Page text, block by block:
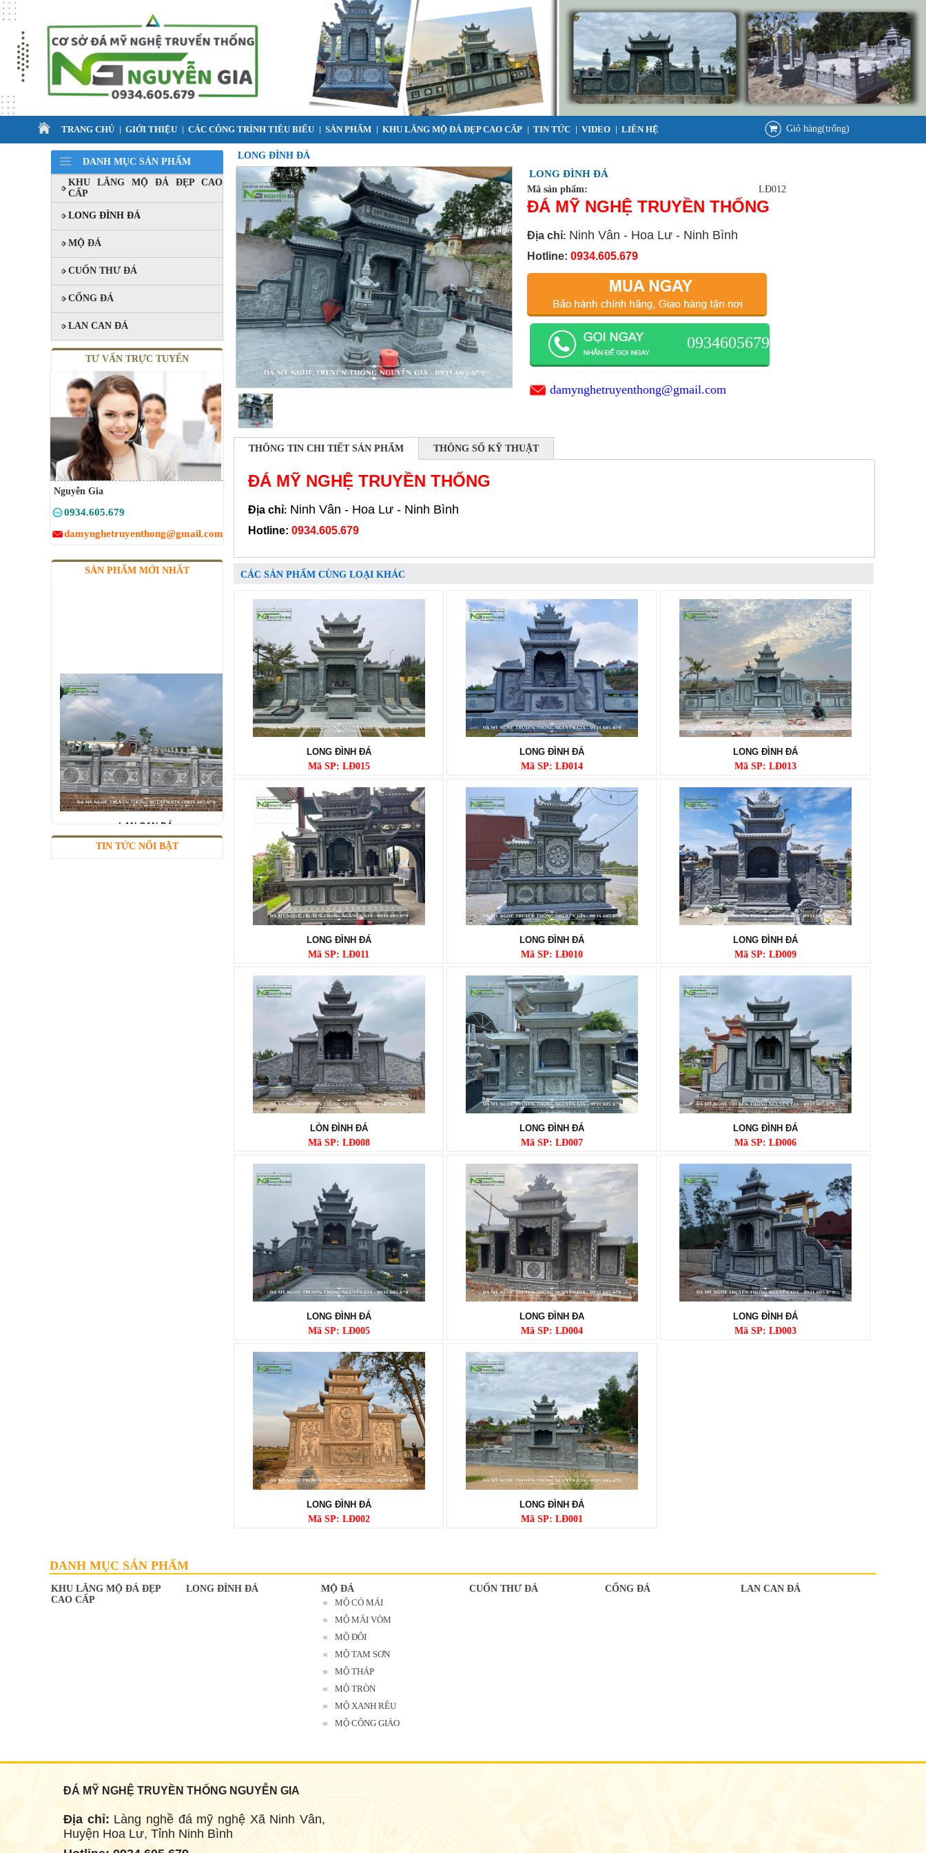
TRANG CHỦ GIỚI THIỆU CÁC CÔNG TRÌNH TIÊU BIỂU SẢN PHẨM KHU LĂNG MỘ ĐÁ ĐẸP CAO CẤP TIN TỨC VIDEO LIÊN HỆ Giỏ hàng(trống)
DANH MỤC SẢN PHẨM
KHU LĂNG MỘ ĐÁ ĐẸP CAO
CẤP
LONG ĐÌNH ĐÁ
MỘ ĐÁ
CUỐN THƯ ĐÁ
CỔNG ĐÁ
LAN CAN ĐÁ
TƯ VẤN TRỰC TUYẾN
Nguyễn Gia
0934.605.679
damynghetruyenthong@gmail.com
SẢN PHẨM MỚI NHẤT
LAN CAN ĐÁ
Mã SP: LC012
Mã SP: LC008
TIN TỨC NỔI BẬT
LONG ĐÌNH ĐÁ
LONG ĐÌNH ĐÁ
Mã sản phẩm: LĐ012
ĐÁ MỸ NGHỆ TRUYỀN THỐNG
Địa chỉ: Ninh Vân - Hoa Lư - Ninh Bình
Hotline: 0934.605.679
0934605679
damynghetruyenthong@gmail.com
THÔNG TIN CHI TIẾT SẢN PHẨM THÔNG SỐ KỸ THUẬT
ĐÁ MỸ NGHỆ TRUYỀN THỐNG
Địa chỉ: Ninh Vân - Hoa Lư - Ninh Bình
Hotline: 0934.605.679
CÁC SẢN PHẨM CÙNG LOẠI KHÁC
LONG ĐÌNH ĐÁ
Mã SP: LĐ015
LONG ĐÌNH ĐÁ
Mã SP: LĐ014
LONG ĐÌNH ĐÁ
Mã SP: LĐ013
LONG ĐÌNH ĐÁ
Mã SP: LĐ011
LONG ĐÌNH ĐÁ
Mã SP: LĐ010
LONG ĐÌNH ĐÁ
Mã SP: LĐ009
LÒN ĐÌNH ĐÁ
Mã SP: LĐ008
LONG ĐÌNH ĐÁ
Mã SP: LĐ007
LONG ĐÌNH ĐÁ
Mã SP: LĐ006
LONG ĐÌNH ĐÁ
Mã SP: LĐ005
LONG ĐÌNH ĐA
Mã SP: LD004
LONG ĐÌNH ĐÁ
Mã SP: LĐ003
LONG ĐÌNH ĐÁ
Mã SP: LĐ002
LONG ĐÌNH ĐÁ
Mã SP: LĐ001
DANH MỤC SẢN PHẨM
KHU LĂNG MỘ ĐÁ ĐẸP
CAO CẤP
LONG ĐÌNH ĐÁ
MỘ ĐÁ
MỘ CÓ MÁI
MỘ MÁI VÒM
MỘ ĐÔI
MỘ TAM SƠN
MỘ THÁP
MỘ TRÒN
MỘ XANH RÊU
MỘ CÔNG GIÁO
CUỐN THƯ ĐÁ CỔNG ĐÁ LAN CAN ĐÁ
ĐÁ MỸ NGHỆ TRUYỀN THỐNG NGUYỄN GIA
Địa chỉ: Làng nghề đá mỹ nghệ Xã Ninh Vân,
Huyện Hoa Lư, Tỉnh Ninh Bình